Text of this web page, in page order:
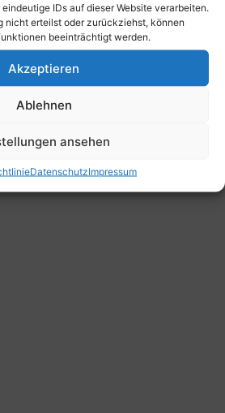
IDs auf dieser Website verarbeiten.
nicht erteilst oder zurückziehst, können
beeinträchtigt werden.
Akzeptieren
Ablehnen
ansehen
DatenschutzImpressum